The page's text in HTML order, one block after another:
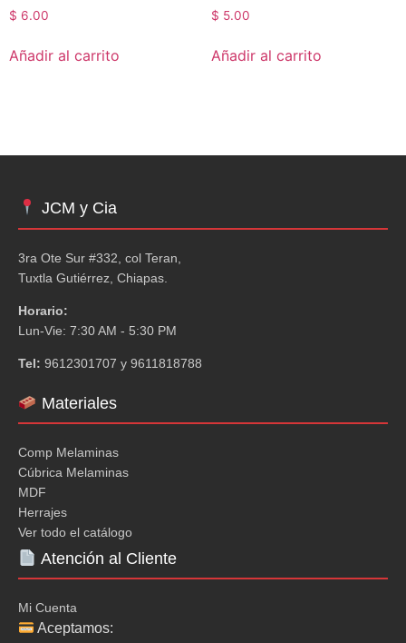
$ 6.00
Añadir al carrito
$ 5.00
Añadir al carrito
JCM y Cia
3ra Ote Sur #332, col Teran,
Tuxtla Gutiérrez, Chiapas.
Horario:
Lun-Vie: 7:30 AM - 5:30 PM
Tel: 9612301707 y 9611818788
Materiales
Comp Melaminas
Cúbrica Melaminas
MDF
Herrajes
Ver todo el catálogo
Atención al Cliente
Mi Cuenta
Aceptamos: